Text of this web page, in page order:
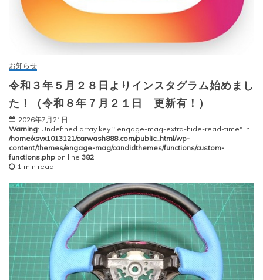
お知らせ
令和３年５月２８日よりインスタグラム始めまし
た！（令和８年７月２１日 更新有！）
2026年7月21日
Warning: Undefined array key " engage-mag-extra-hide-read-time" in
/home/xsvx1013121/carwash888.com/public_html/wp-
content/themes/engage-mag/candidthemes/functions/custom-
functions.php on line 382
1 min read